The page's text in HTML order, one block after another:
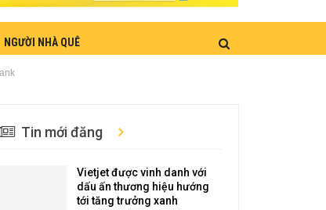
NGƯỜI NHÀ QUÊ
Tin mới đăng
Vietjet được vinh danh với
dấu ấn thương hiệu hướng
tới tăng trưởng xanh